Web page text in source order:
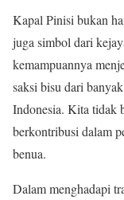
Kapal Pinisi bukan
juga simbol dari
kemampuannya
saksi bisu dari
Indonesia. Kita tidak
berkontribusi dalam
benua.
Dalam menghadapi